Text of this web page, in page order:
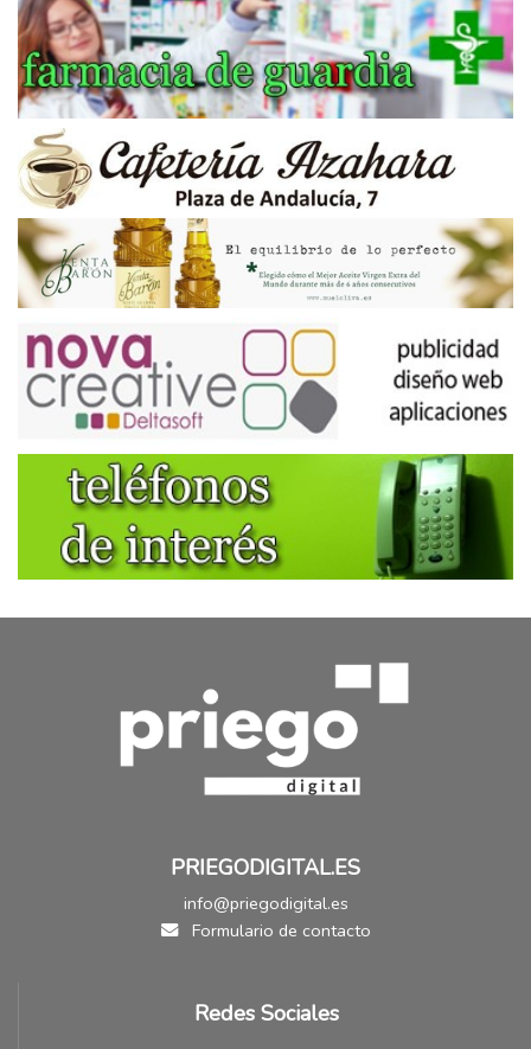
PRIEGODIGITAL.ES
info@priegodigital.es
Formulario de contacto
Redes Sociales